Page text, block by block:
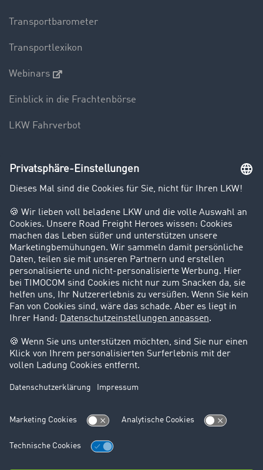
Transportbarometer
Transportlexikon
Webinars
Einblick in die Frachtenbörse
LKW Fahrverbot
Unternehmen
Kunden werben Kunden
Success Stories
Karriere
Support
Kontakt
Rechtliches
Impressum
AGB